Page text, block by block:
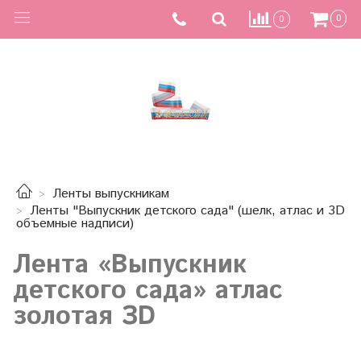
0 0
Ленты выпускникам
Ленты "Выпускник детского сада" (шелк, атлас и 3D
объемные надписи)
Лента «Выпускник
детского сада» атлас
золотая ЗD